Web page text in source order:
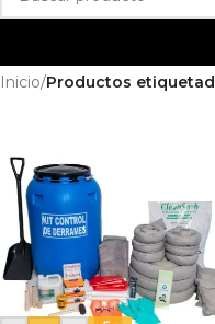
Inicio/Productos